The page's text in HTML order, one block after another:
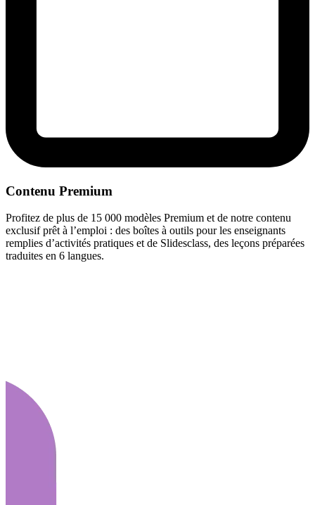
Contenu Premium
Profitez de plus de 15 000 modèles Premium et de notre contenu
exclusif prêt à l’emploi : des boîtes à outils pour les enseignants
remplies d’activités pratiques et de Slidesclass, des leçons préparées
traduites en 6 langues.